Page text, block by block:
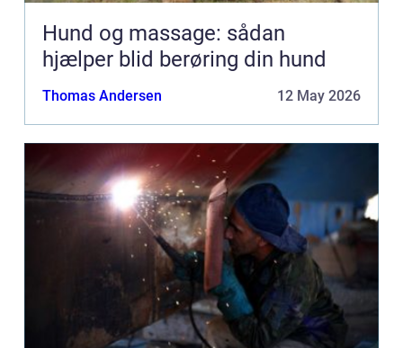
Hund og massage: sådan
hjælper blid berøring din hund
Thomas Andersen 12 May 2026